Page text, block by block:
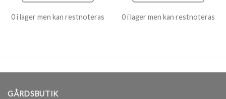
0 i lager men kan restnoteras 0 i lager men kan restnoteras
GÅRDSBUTIK